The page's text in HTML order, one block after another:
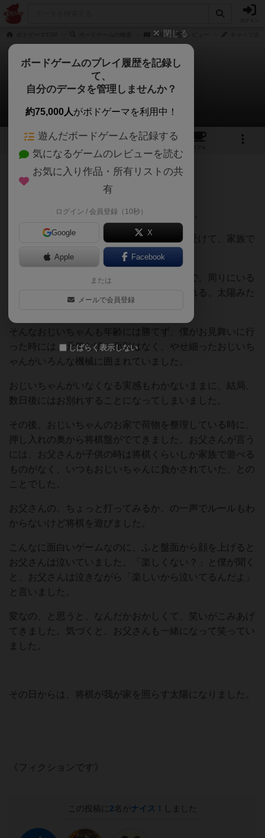
将棋 レビュー
将棋
キャベツ次郎さんのレビュー
2 2 18
カフェ
151名 2名 0 11ヶ月前
僕と将棋との出会いは小学4年生の夏でした。
その日は、おじいちゃんの危篤の知らせを受けて、家族で
実家のある大阪に行きました。
おじいちゃんは正月に会うと、いつも笑顔で、周りにいる
子どもだけでなく、大人までも照らしてくれる、太陽みた
そんなおじいちゃんも年齢には勝てず、僕がお見舞いに行
った時には、元気な頃の面影はなく、やせ細ったおじいち
ゃんがいろんな機械に囲まれていました。
おじいちゃんがいなくなる実感もわかないままに、結局、
数日後にはお別れすることになってしまいました。
その後、おじいちゃんのお家で荷物を整理している時に、
押し入れの奥から将棋盤がでてきました。お父さんが言う
には、お父さんが子供の時は将棋くらいしか家族で遊べる
ものがなく、いつもおじいちゃんに負かされていた、との
ことでした。
お父さんの、ちょっと打ってみるか、の一声でルールもわ
からないけど将棋を遊びました。
こんなに面白いゲームなのに、ふと盤面から顔を上げると
お父さんは泣いていました。「楽しくない？」と僕が聞く
と、お父さんは泣きながら「楽しいから泣いてるんだよ」
と言いました。
変なの、と思うと、なんだかおかしくて、笑いがこみあげ
てきました。気づくと、お父さんも一緒になって笑ってい
ました。
その日からは、将棋が我が家を照らす太陽になりました。
《フィクションです》
この投稿に 2名がナイス！ しました
閉じる
ボードゲームのプレイ履歴を記録し
て、
自分のデータを管理しませんか？
約75,000人がボドゲーマを利用中！
遊んだボードゲームを記録する
気になるゲームのレビューを読む
お気に入り作品・所有リストの共
有
ログイン / 会員登録（10秒）
Google X
Apple Facebook
または
メールで会員登録
しばらく表示しない